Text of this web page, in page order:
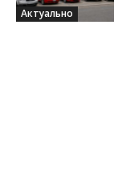
Актуально